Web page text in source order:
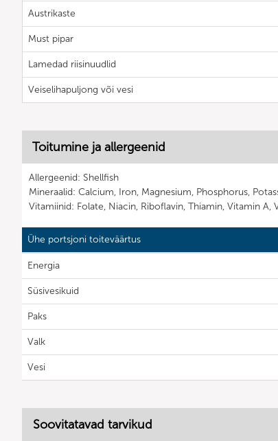
Austrikaste
Must pipar
Lamedad riisinuudlid
Veiselihapuljong või vesi
Toitumine ja allergeenid
Allergeenid: Shellfish
Mineraalid: Calcium, Iron, Magnesium, Phosphorus,
Vitamiinid: Folate, Niacin, Riboflavin, Thiamin, Vitamin A,
Ühe portsjoni toiteväärtus
Energia
Süsivesikuid
Paks
Valk
Vesi
Soovitatavad tarvikud